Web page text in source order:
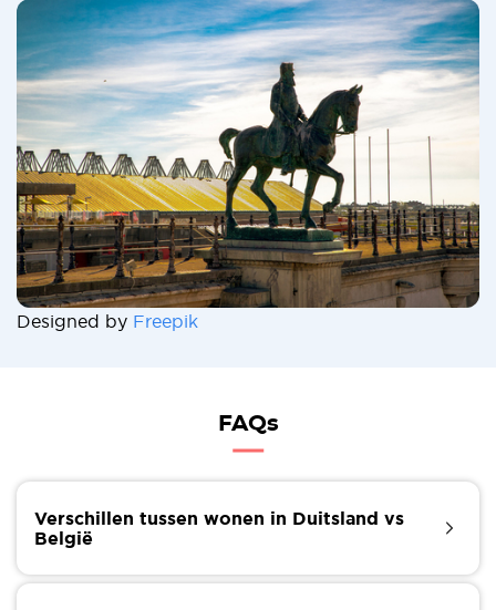
Designed by Freepik
FAQs
Verschillen tussen wonen in Duitsland vs
België
Veel mensen kunnen zich afvragen: waarom naar